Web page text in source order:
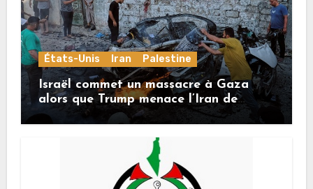
États-Unis Iran Palestine
Israël commet un massacre à Gaza
alors que Trump menace l’Iran de
«décapitation»